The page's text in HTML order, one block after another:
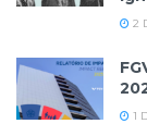
2
1